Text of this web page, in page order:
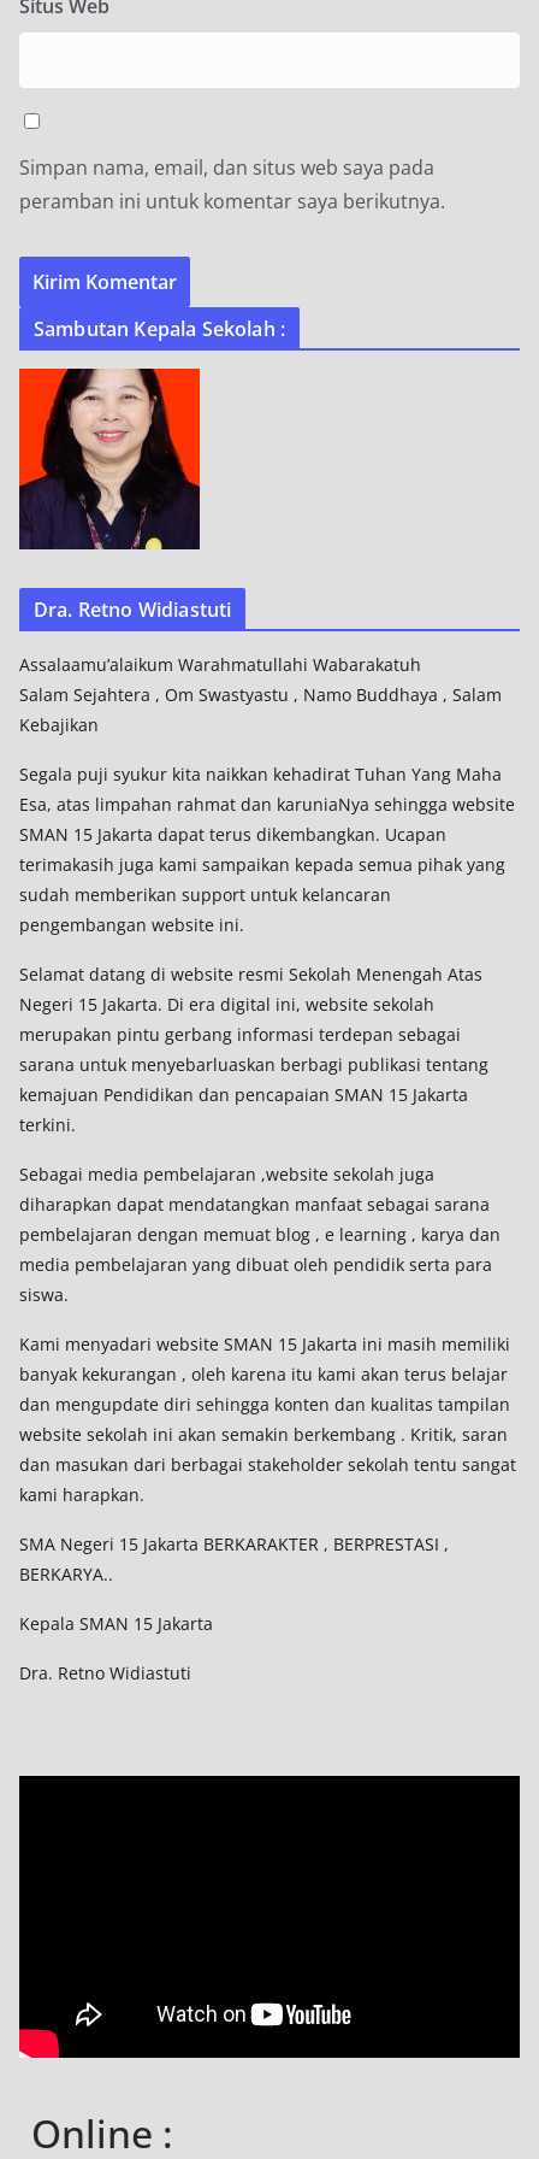
Situs Web
Simpan nama, email, dan situs web saya pada
peramban ini untuk komentar saya berikutnya.
Sambutan Kepala Sekolah :
Dra. Retno Widiastuti
Assalaamu’alaikum Warahmatullahi Wabarakatuh
Salam Sejahtera , Om Swastyastu , Namo Buddhaya , Salam
Kebajikan
Segala puji syukur kita naikkan kehadirat Tuhan Yang Maha
Esa, atas limpahan rahmat dan karuniaNya sehingga website
SMAN 15 Jakarta dapat terus dikembangkan. Ucapan
terimakasih juga kami sampaikan kepada semua pihak yang
sudah memberikan support untuk kelancaran
pengembangan website ini.
Selamat datang di website resmi Sekolah Menengah Atas
Negeri 15 Jakarta. Di era digital ini, website sekolah
merupakan pintu gerbang informasi terdepan sebagai
sarana untuk menyebarluaskan berbagi publikasi tentang
kemajuan Pendidikan dan pencapaian SMAN 15 Jakarta
terkini.
Sebagai media pembelajaran ,website sekolah juga
diharapkan dapat mendatangkan manfaat sebagai sarana
pembelajaran dengan memuat blog , e learning , karya dan
media pembelajaran yang dibuat oleh pendidik serta para
siswa.
Kami menyadari website SMAN 15 Jakarta ini masih memiliki
banyak kekurangan , oleh karena itu kami akan terus belajar
dan mengupdate diri sehingga konten dan kualitas tampilan
website sekolah ini akan semakin berkembang . Kritik, saran
dan masukan dari berbagai stakeholder sekolah tentu sangat
kami harapkan.
SMA Negeri 15 Jakarta BERKARAKTER , BERPRESTASI ,
BERKARYA..
Kepala SMAN 15 Jakarta
Dra. Retno Widiastuti
Online :